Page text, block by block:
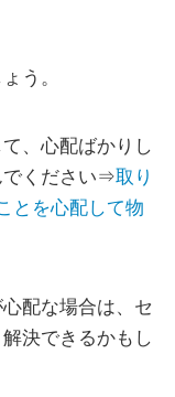
う。
、心配ばかりし
でください⇒取り
とを心配して物
配な場合は、セ
決できるかもし